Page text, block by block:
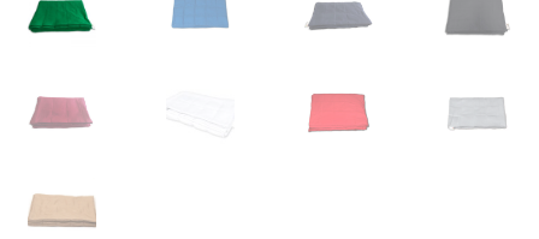
KOOPJES
BLOG